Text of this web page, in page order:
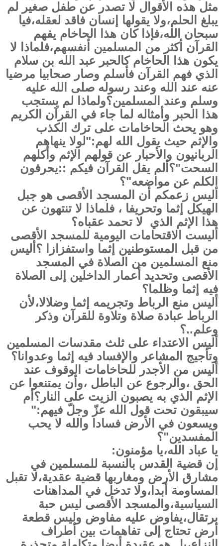
مثل هذه الأقوال لا تصدر عن طفل صغير لم
يبلغ الحلم،ولا يقولها إنسان فاقد لعقله،فيا
سبحان الله،فإذا كان هذا الحاخام يفهم
القرآن أكثر من المسلمين أنفسهم،فلماذا لا
يكون هذا الحاخام كالحبر عبد الله بن سلام
الذي فهم القرآن فأسلم وصار صحابيا مرضيا
عنه عند الله وعند رسوله صلى الله عليه
وسلم وعند المسلمين؟ولماذا لم يستجب
هذا الحبر وأمثاله لما جاء في القرآن الكريم
وهو يحث الحاخامات على ترك الكذب
والإثم حيث يقول الله لهم:"لولا ينهاهم
الربانيون والأحبار عن قولهم الإثم وأكلهم
السحت"؟ألم يقل القرآن فيكم ::يحرفون
الكلم عن مواضعه"؟
أليس زعمكم أن المسجد الأقصى هو جبل
الهيكل إثما وتحريفا ، فلماذا لا تنتهون عن
هذا الإثم الذي لا تحمد عقباه؟
أليست الاقتحامات اليومية للمسجد الأقصى
من قبل المستوطنين إثما واستفزازا ؟أليس
منع المسلمين من الصلاة في المسجد
الأقصى وتحديد أعمار الداخلين إلى الصلاة
فيه إثما وظلما؟
أليس منع الرباط وتجريمه إثما وضلالا،لأن
الرباط عبادة صلاة وتلاوة للقرآن وذكر
وعلم..؟
أليس الاعتداء على ثلث مقدسات المسلمين
وتأجيج المشاعر والإفساد فيه إثما وعدوانا؟
أليس من الأجدر للحاخامات الوقوف عند
الحق ،والرجوع عن الباطل ،وأن يمتنعوا عن
الإثم الذي به يصبون الزيت على النار؟أم
سيبقون تحت قول الله عزّ وجلّ فيهم:"
ويسعون في الأرض فسادا والله لا يحب
المفسدين"؟
يا عباد الله،يا مؤمنون:
إن قضية القدس بالنسبة للمسلمين في
مشارق الأرض ومغاربها قضية عقدية،لا تقبل
المساومة أبدا،ولا تدخل في المداهنات
السياسية،والمسجد الأقصى ليس حبة
برتقال،يفاوض عليه مفاوض وليس قطعة
أرض تحتاج إلى تفاهمات بين أطراف